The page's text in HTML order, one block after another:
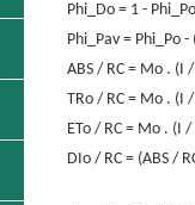
Phi_Do = 1 -
Phi_Pav = Phi_Po
ABS / RC = Mo . (I
TRo / RC = Mo . (I
ETo / RC = Mo . (I
DIo / RC = (ABS /